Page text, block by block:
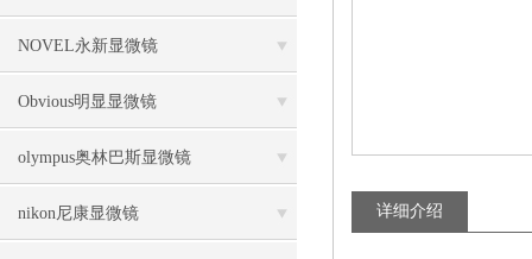
NOVEL永新显微镜
Obvious明显显微镜
olympus奥林巴斯显微镜
nikon尼康显微镜 详细介绍